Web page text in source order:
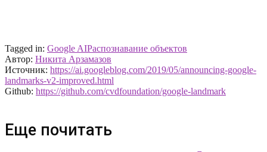
Tagged in: Google AIРаспознавание объектов
Автор: Никита Арзамазов
Источник: https://ai.googleblog.com/2019/05/announcing-google-
landmarks-v2-improved.html
Github: https://github.com/cvdfoundation/google-landmark
Еще почитать